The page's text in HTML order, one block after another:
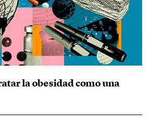
la obesidad como una